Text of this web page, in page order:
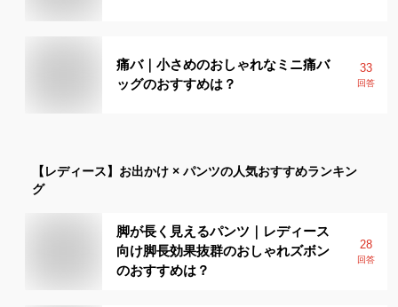
痛バ｜小さめのおしゃれなミニ痛バ
ッグのおすすめは？
33
回答
【レディース】 お出かけ × パンツの人気おすすめランキン
グ
脚が長く見えるパンツ｜レディース
向け脚長効果抜群のおしゃれズボン
のおすすめは？
28
回答